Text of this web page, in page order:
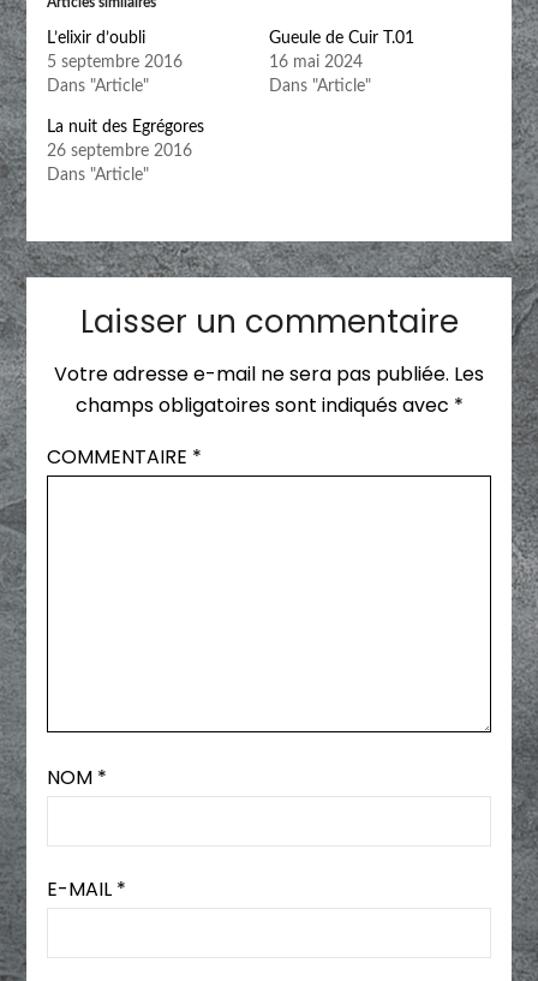
L’elixir d’oubli
5 septembre 2016
Dans "Article"
Gueule de Cuir T.01
16 mai 2024
Dans "Article"
La nuit des Egrégores
26 septembre 2016
Dans "Article"
Laisser un commentaire
Votre adresse e-mail ne sera pas publiée. Les
champs obligatoires sont indiqués avec *
COMMENTAIRE *
NOM *
E-MAIL *